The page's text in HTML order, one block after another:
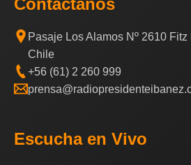
Contáctanos
Pasaje Los Alamos Nº 2610
Chile
+56 (61) 2 260 999
Escucha en Vivo